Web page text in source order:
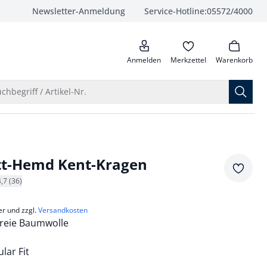
Newsletter-Anmeldung Service-Hotline:05572/4000
anrufen
Anmelden Merkzettel Warenkorb
/ Artikel-Nr.
Hemd Kent-Kragen
(36)
und zzgl.Versandkosten
Baumwolle
Fit